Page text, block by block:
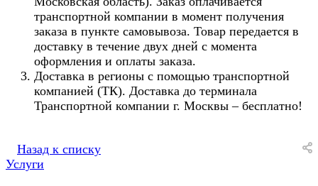
транспортной компании в момент получения
заказа в пункте самовывоза. Товар передается в
доставку в течение двух дней с момента
оформления и оплаты заказа.
Доставка в регионы с помощью транспортной
компанией (ТК). Доставка до терминала
Транспортной компании г. Москвы – бесплатно!
Назад к списку
Услуги